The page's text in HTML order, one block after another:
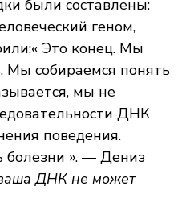
были составлены:
геном,
Это конец. Мы
собираемся понять
мы не
ДНК
поведения.
болезни ». — Дениз
ДНК не может